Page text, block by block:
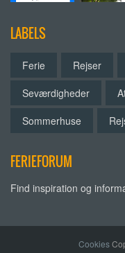
LABELS
Ferie Rejser
Seværdigheder
Sommerhuse
FERIEFORUM
Find inspiration og
Cookies